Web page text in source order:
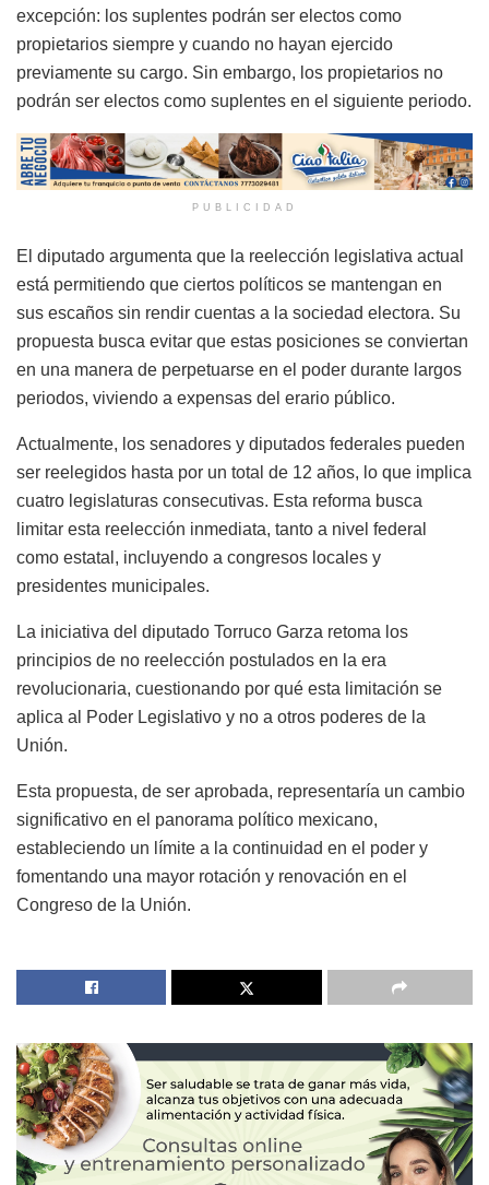
excepción: los suplentes podrán ser electos como
propietarios siempre y cuando no hayan ejercido
previamente su cargo. Sin embargo, los propietarios no
podrán ser electos como suplentes en el siguiente periodo.
PUBLICIDAD
El diputado argumenta que la reelección legislativa actual
está permitiendo que ciertos políticos se mantengan en
sus escaños sin rendir cuentas a la sociedad electora. Su
propuesta busca evitar que estas posiciones se conviertan
en una manera de perpetuarse en el poder durante largos
periodos, viviendo a expensas del erario público.
Actualmente, los senadores y diputados federales pueden
ser reelegidos hasta por un total de 12 años, lo que implica
cuatro legislaturas consecutivas. Esta reforma busca
limitar esta reelección inmediata, tanto a nivel federal
como estatal, incluyendo a congresos locales y
presidentes municipales.
La iniciativa del diputado Torruco Garza retoma los
principios de no reelección postulados en la era
revolucionaria, cuestionando por qué esta limitación se
aplica al Poder Legislativo y no a otros poderes de la
Unión.
Esta propuesta, de ser aprobada, representaría un cambio
significativo en el panorama político mexicano,
estableciendo un límite a la continuidad en el poder y
fomentando una mayor rotación y renovación en el
Congreso de la Unión.